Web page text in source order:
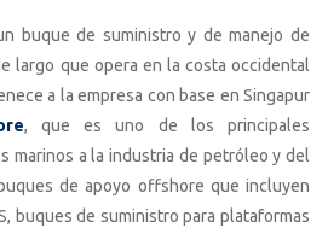
buque de suministro y de manejo de
largo que opera en la costa occidental
a la empresa con base en Singapur
, que es uno de los principales
marinos a la industria de petróleo y del
de apoyo offshore que incluyen
buques de suministro para plataformas